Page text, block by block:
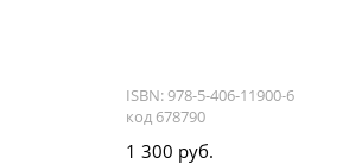
ISBN: 978-5-406-11900-6
код 678790
1 300 руб.